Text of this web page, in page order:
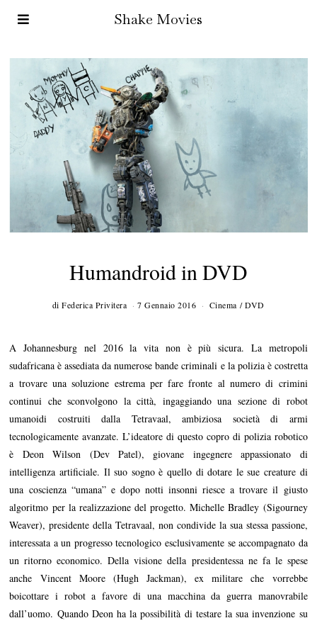
Shake Movies
Humandroid in DVD
diFederica Privitera 7 Gennaio 2016
g
g
i
o
0
1
Cinema / DVD
A Johannesburg nel 2016 la vita non è più sicura. La metropoli
sudafricana è assediata da numerose bande criminali e la polizia è costretta
a trovare una soluzione estrema per fare fronte al numero di crimini
continui che sconvolgono la città, ingaggiando una sezione di robot
umanoidi costruiti dalla Tetravaal, ambiziosa società di armi
tecnologicamente avanzate. L’ideatore di questo copro di polizia robotico
è Deon Wilson (Dev Patel), giovane ingegnere appassionato di
intelligenza artificiale. Il suo sogno è quello di dotare le sue creature di
una coscienza “umana” e dopo notti insonni riesce a trovare il giusto
algoritmo per la realizzazione del progetto. Michelle Bradley (Sigourney
Weaver), presidente della Tetravaal, non condivide la sua stessa passione,
interessata a un progresso tecnologico esclusivamente se accompagnato da
un ritorno economico. Della visione della presidentessa ne fa le spese
anche Vincent Moore (Hugh Jackman), ex militare che vorrebbe
boicottare i robot a favore di una macchina da guerra manovrabile
dall’uomo. Quando Deon ha la possibilità di testare la sua invenzione su